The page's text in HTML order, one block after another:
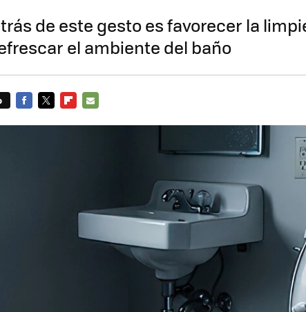
de este gesto es favorecer la
el ambiente del baño